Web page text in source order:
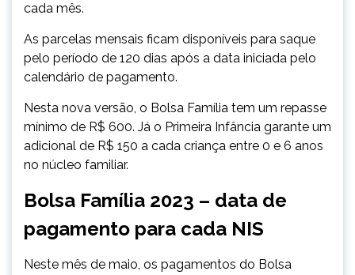
cada mês.
As parcelas mensais ficam disponíveis para saque
pelo período de 120 dias após a data iniciada pelo
calendário de pagamento.
Nesta nova versão, o Bolsa Família tem um repasse
mínimo de R$ 600. Já o Primeira Infância garante um
adicional de R$ 150 a cada criança entre 0 e 6 anos
no núcleo familiar.
Bolsa Família 2023 – data de
pagamento para cada NIS
Neste mês de maio, os pagamentos do Bolsa